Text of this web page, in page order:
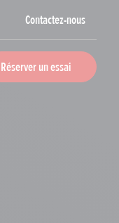
Contactez-nous
Réserver un essai